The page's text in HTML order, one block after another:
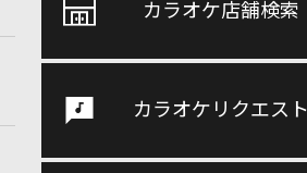
カラオケ店舗検索
カラオケリクエスト